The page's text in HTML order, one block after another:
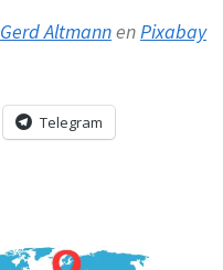
Gerd AltmannenPixabay
Telegram